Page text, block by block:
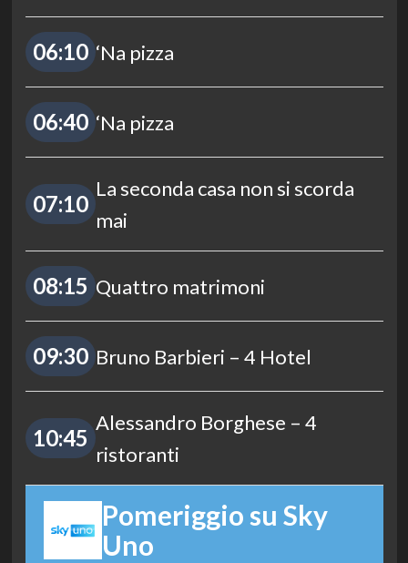
06:10 ‘Na pizza
06:40 ‘Na pizza
07:10
La seconda casa non si scorda
mai
08:15 Quattro matrimoni
09:30 Bruno Barbieri – 4 Hotel
10:45
Alessandro Borghese – 4
ristoranti
Pomeriggio su Sky
Uno